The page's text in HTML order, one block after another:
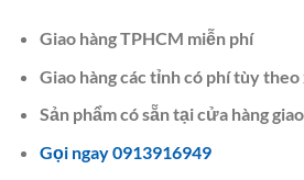
Giao hàng TPHCM miễn phí
Giao hàng các tỉnh có phí tùy theo
Sản phẩm có sẵn tại cửa hàng
Gọi ngay 0913916949